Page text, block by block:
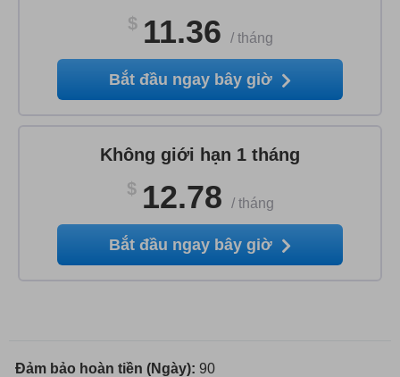
$ 11.36 / tháng
Bắt đầu ngay bây giờ
Không giới hạn 1 tháng
$ 12.78 / tháng
Bắt đầu ngay bây giờ
Đảm bảo hoàn tiền (Ngày): 90